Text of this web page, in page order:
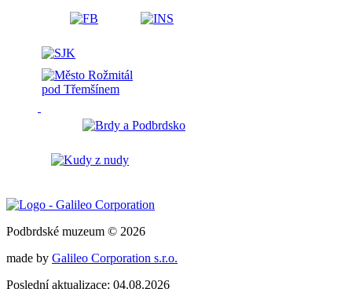
Podbrdské muzeum © 2026
made by Galileo Corporation s.r.o.
Poslední aktualizace: 04.08.2026